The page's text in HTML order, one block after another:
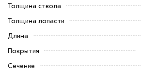
Толщина ствола
Толщина лопасти
Длина
Покрытия
Сечение